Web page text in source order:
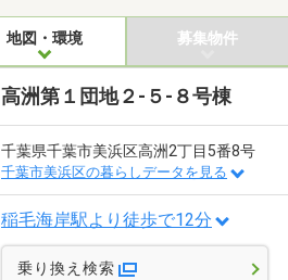
地図・環境 募集物件
高洲第１団地２-５-８号棟
千葉県千葉市美浜区高洲2丁目5番8号
千葉市美浜区の暮らしデータを見る
稲毛海岸駅より徒歩で12分
乗り換え検索